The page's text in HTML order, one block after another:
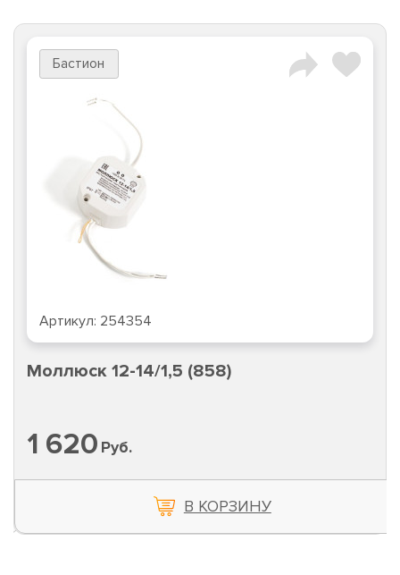
Бастион
Артикул: 254354
Моллюск 12-14/1,5 (858)
1 620 Руб.
В КОРЗИНУ